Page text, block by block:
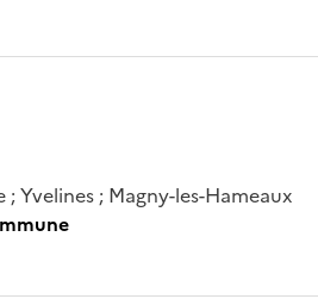
; Yvelines ; Magny-les-Hameaux